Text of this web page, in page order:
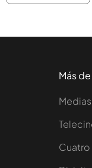
Más
Cuatro